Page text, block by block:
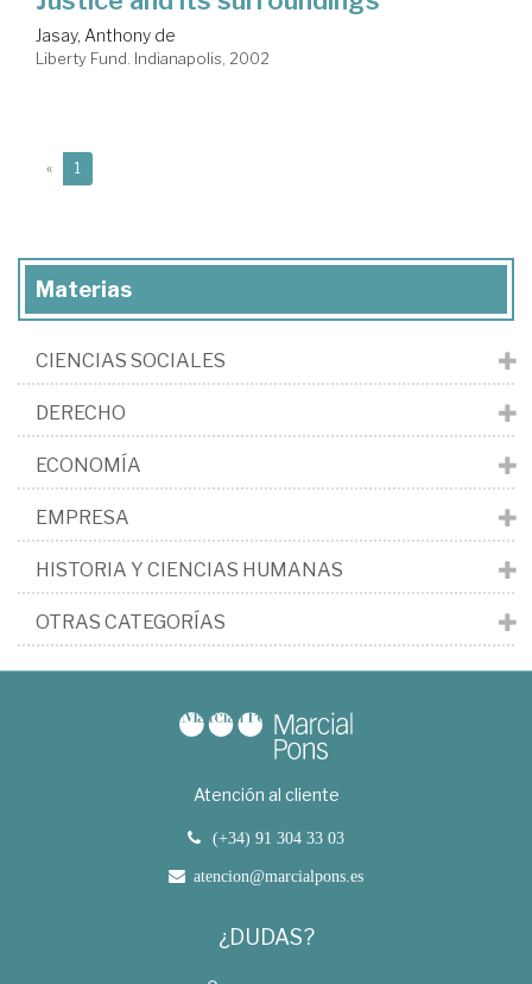
Jasay, Anthony de
Liberty Fund. Indianapolis, 2002
« 1
Materias
CIENCIAS SOCIALES
DERECHO
ECONOMÍA
EMPRESA
HISTORIA Y CIENCIAS HUMANAS
OTRAS CATEGORÍAS
Atención al cliente
(+34) 91 304 33 03
atencion@marcialpons.es
¿DUDAS?